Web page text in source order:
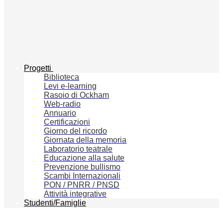
Progetti
Biblioteca
Levi e-learning
Rasoio di Ockham
Web-radio
Annuario
Certificazioni
Giorno del ricordo
Giornata della memoria
Laboratorio teatrale
Educazione alla salute
Prevenzione bullismo
Scambi Internazionali
PON / PNRR / PNSD
Attività integrative
Studenti/Famiglie